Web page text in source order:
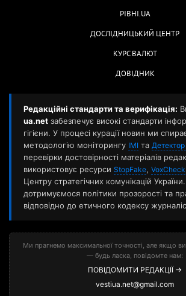
РІВНІ.UA
ДОСЛІДНИЦЬКИЙ ЦЕНТР
КУРС ВАЛЮТ
ДОВІДНИК
Редакційні стандарти та верифікація:
ua.net забезпечує високі стандарти
гігієни. У процесі курації новин ми
методологію моніторингу ІМІ та Детектор
перевірки достовірності матеріалів
використовує ресурси StopFake, VoxCheck
Центру стратегічних комунікацій
дотримуємося політики прозорості та
відповідно до етичного кодексу
Ми прагнемо максимальної точності, але якщо
— будь ласка, повідомте нам:
ПОВІДОМИТИ РЕДАКЦІЇ →
vestiua.net@gmail.com